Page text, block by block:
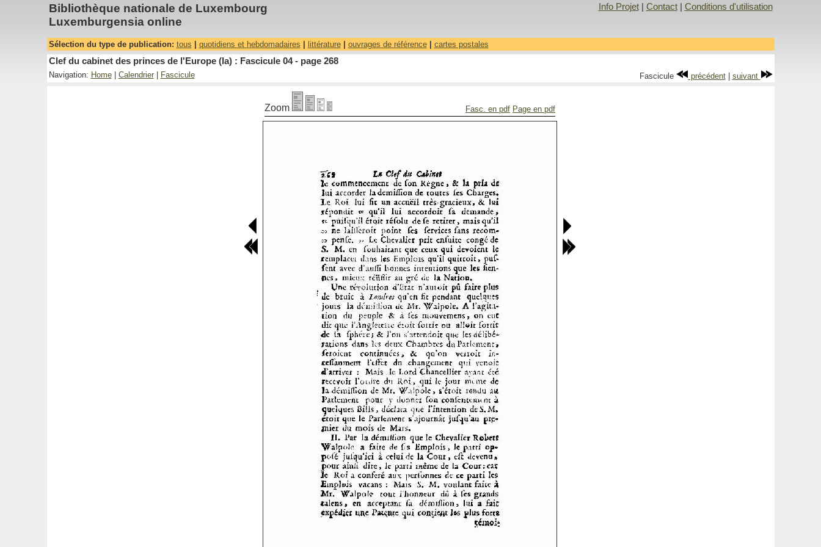
Bibliothèque nationale de Luxembourg
Luxemburgensia online
Info Projet| Contact| Conditions d'utilisation
Sélection du type de publication: tous quotidiens et hebdomadaires littérature| ouvrages de référence| cartes postales
Clef du cabinet des princes de l'Europe (la) : Fascicule 04 - page 268
Navigation: Home| Calendrier| Fascicule Fascicule précédent| suivant
Zoom Fasc. en pdf Page en pdf